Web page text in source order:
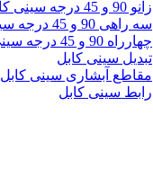
زانو 90 و 45 درجه سینی کابل افقی
سه راهی 90 و 45 درجه سینی کابل
چهارراه 90 و 45 درجه سینی کابل
تبدیل سینی کابل
مقاطع آبشاری سینی کابل
رابط سینی کابل